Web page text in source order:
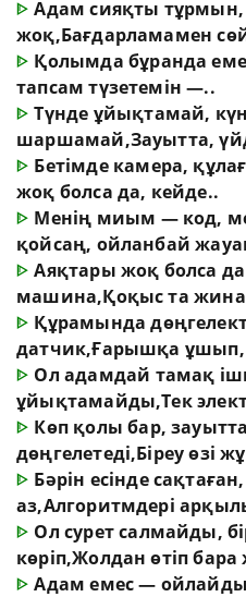
ᐈАдам сияқты тұрмын,
жоқ,Бағдарламамен
ᐈ Қолымда бұранда
тапсам түзетемін —..
ᐈТүнде ұйықтамай,
шаршамай,Зауытта,
ᐈ Бетімде камера,
жоқ болса да, кейде..
ᐈ Менің миым — код,
қойсаң, ойланбай
ᐈАяқтары жоқ болса
машина,Қоқыс та
ᐈ Құрамында
датчик,Ғарышқа ұшып,
ᐈ Ол адамдай тамақ
ұйықтамайды,Тек
ᐈ Көп қолы бар,
дөңгелетеді,Біреу өзі
ᐈ Бәрін есінде сақтаған,
аз,Алгоритмдері
ᐈ Ол сурет салмайды,
көріп,Жолдан өтіп
ᐈАдам емес —